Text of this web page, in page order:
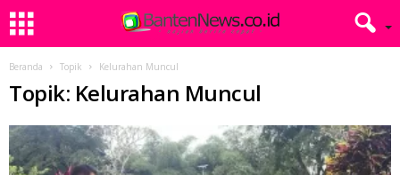
Beranda Topik Kelurahan Muncul
Topik: Kelurahan Muncul